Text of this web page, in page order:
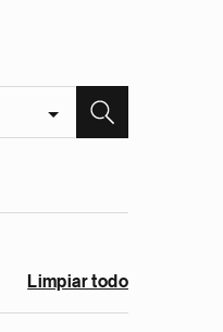
Limpiar todo